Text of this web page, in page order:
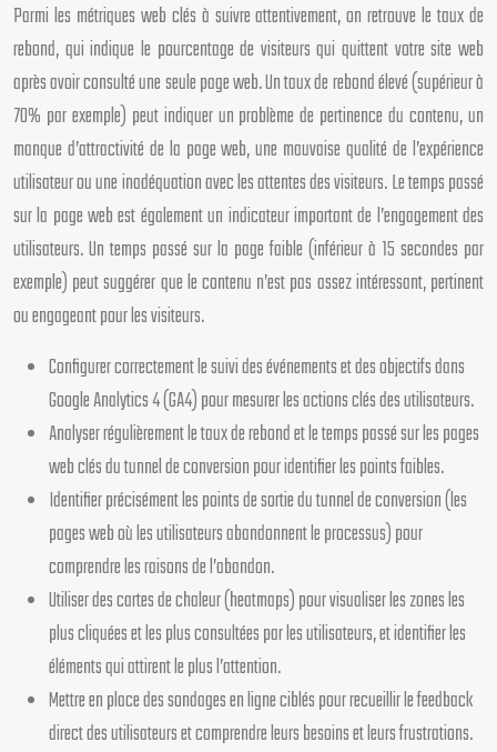
Parmi les métriques web clés à suivre attentivement, on retrouve le taux de
rebond, qui indique le pourcentage de visiteurs qui quittent votre site web
après avoir consulté une seule page web. Un taux de rebond élevé (supérieur à
70% par exemple) peut indiquer un problème de pertinence du contenu, un
manque d’attractivité de la page web, une mauvaise qualité de l’expérience
utilisateur ou une inadéquation avec les attentes des visiteurs. Le temps passé
sur la page web est également un indicateur important de l’engagement des
utilisateurs. Un temps passé sur la page faible (inférieur à 15 secondes par
exemple) peut suggérer que le contenu n’est pas assez intéressant, pertinent
ou engageant pour les visiteurs.
Configurer correctement le suivi des événements et des objectifs dans
Google Analytics 4 (GA4) pour mesurer les actions clés des utilisateurs.
Analyser régulièrement le taux de rebond et le temps passé sur les pages
web clés du tunnel de conversion pour identifier les points faibles.
Identifier précisément les points de sortie du tunnel de conversion (les
pages web où les utilisateurs abandonnent le processus) pour
comprendre les raisons de l’abandon.
Utiliser des cartes de chaleur (heatmaps) pour visualiser les zones les
plus cliquées et les plus consultées par les utilisateurs, et identifier les
éléments qui attirent le plus l’attention.
Mettre en place des sondages en ligne ciblés pour recueillir le feedback
direct des utilisateurs et comprendre leurs besoins et leurs frustrations.